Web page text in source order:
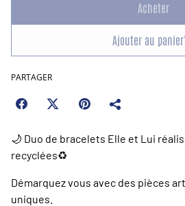
Acheter
Ajouter au panier
PARTAGER
🌙 Duo de bracelets Elle et Lui
recyclées♻️
Démarquez vous avec des pièces
uniques.